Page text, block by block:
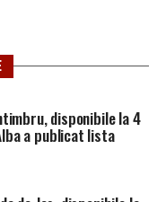
disponibile la 4
a publicat lista